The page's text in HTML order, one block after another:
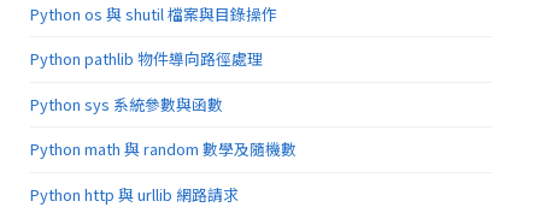
Python os 與 shutil 檔案與目錄操作
Python pathlib 物件導向路徑處理
Python sys 系統參數與函數
Python math 與 random 數學及隨機數
Python http 與 urllib 網路請求